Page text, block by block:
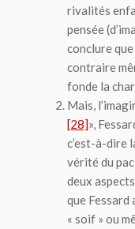
rivalités
pensée
conclure
contraire
fonde la
Mais,
[28]»,
c’est-à-dire
vérité du
deux
que Fessard
« soif » ou